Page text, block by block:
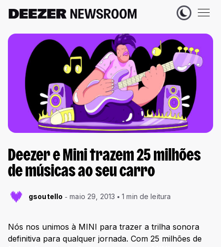
Deezer e Mini trazem 25 milhões
de músicas ao seu carro
gsoutello maio 29, 2013 1 min de leitura
Nós nos unimos à MINI para trazer a trilha sonora
definitiva para qualquer jornada. Com 25 milhões de